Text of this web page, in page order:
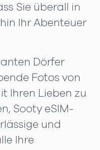
Sie überall in
Ihr Abenteuer
Dörfer
Fotos von
Ihren Lieben zu
Sooty eSIM-
und
Ihre